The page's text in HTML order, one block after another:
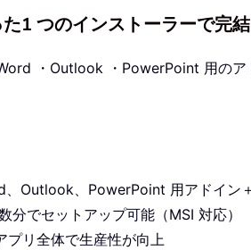
1 つのインストーラーで完結
・Outlook ・PowerPoint 用の
Outlook、PowerPoint 用アドイン
分でセットアップ可能（MSI 対応）
リ全体で生産性が向上